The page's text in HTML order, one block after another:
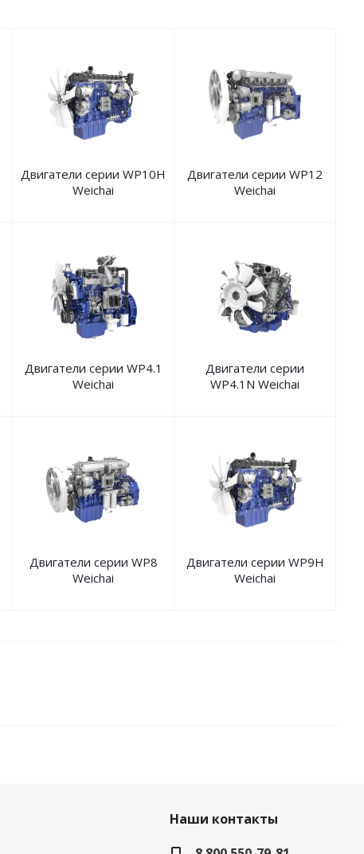
Двигатели серии WP10H
Weichai
Двигатели серии WP12
Weichai
Двигатели серии WP4.1
Weichai
Двигатели серии
WP4.1N Weichai
Двигатели серии WP8
Weichai
Двигатели серии WP9H
Weichai
Наши контакты